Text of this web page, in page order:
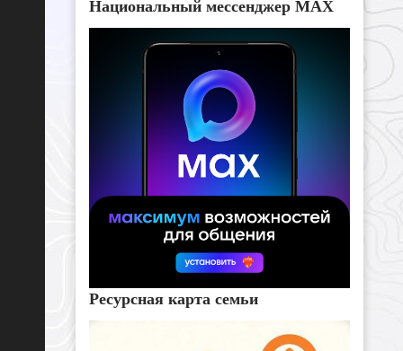
Национальный мессенджер MAX
Ресурсная карта семьи